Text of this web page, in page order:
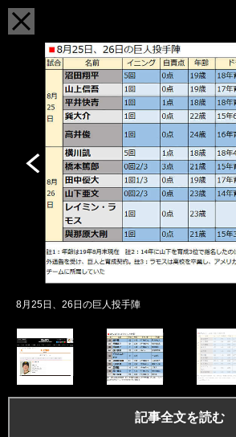
8月25日、26日の巨人投手陣
記事全文を読む